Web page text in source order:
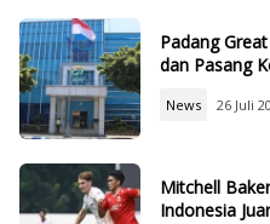
Padang
dan Pasang
News 26 Juli
Mitchell
Indonesia